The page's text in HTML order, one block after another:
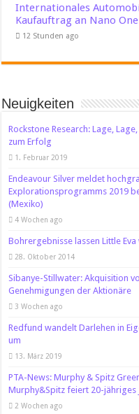
Internationales
Kaufauftrag an Nano One
12 Stunden ago
Neuigkeiten
Rockstone Research: Lage,
zum Erfolg
1. Februar 2019
Endeavour Silver meldet
Explorationsprogramms 2019
(Mexiko)
4 Wochen ago
Bohrergebnisse lassen Little Eva
28. Oktober 2014
Sibanye-Stillwater: Akquisition
Genehmigungen der Aktionäre
3 Wochen ago
Redfund wandelt Darlehen in
um
13. März 2019
PTA-News: Murphy & Spitz
Murphy&Spitz feiert 20-jähriges
2 Wochen ago